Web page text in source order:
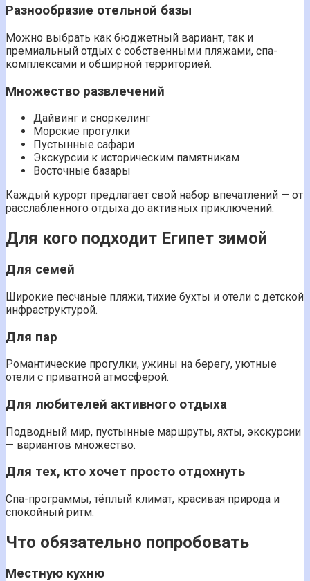
Разнообразие отельной базы
Можно выбрать как бюджетный вариант, так и
премиальный отдых с собственными пляжами, спа-
комплексами и обширной территорией.
Множество развлечений
Дайвинг и сноркелинг
Морские прогулки
Пустынные сафари
Экскурсии к историческим памятникам
Восточные базары
Каждый курорт предлагает свой набор впечатлений — от
расслабленного отдыха до активных приключений.
Для кого подходит Египет зимой
Для семей
Широкие песчаные пляжи, тихие бухты и отели с детской
инфраструктурой.
Для пар
Романтические прогулки, ужины на берегу, уютные
отели с приватной атмосферой.
Для любителей активного отдыха
Подводный мир, пустынные маршруты, яхты, экскурсии
— вариантов множество.
Для тех, кто хочет просто отдохнуть
Спа-программы, тёплый климат, красивая природа и
спокойный ритм.
Что обязательно попробовать
Местную кухню